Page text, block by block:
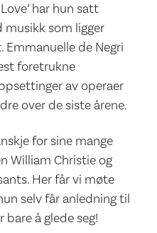
har hun satt
som ligger
de Negri
foretrukne
av operaer
over de siste årene.
for sine mange
William Christie og
Her får vi møte
selv får anledning til
bare å glede seg!